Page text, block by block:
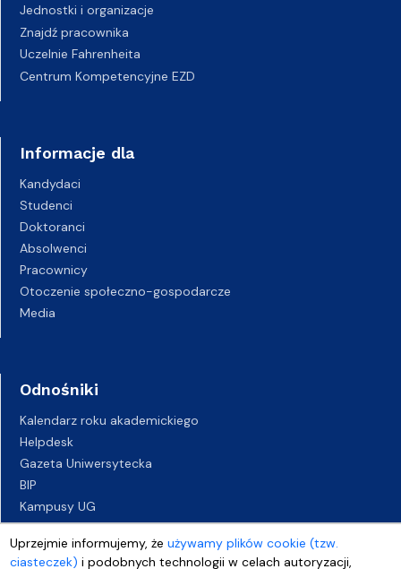
Uprzejmie informujemy, żeużywamy plików cookie (tzw.
ciasteczek) i podobnych technologii w celach autoryzacji,
Jednostki i organizacje
Znajdź pracownika
Uczelnie Fahrenheita
Centrum Kompetencyjne EZD
Informacje dla
Kandydaci
Studenci
Doktoranci
Absolwenci
Pracownicy
Otoczenie społeczno-gospodarcze
Media
Odnośniki
Kalendarz roku akademickiego
Helpdesk
Gazeta Uniwersytecka
BIP
Kampusy UG
Biuro Karier UG
Oferty pracy